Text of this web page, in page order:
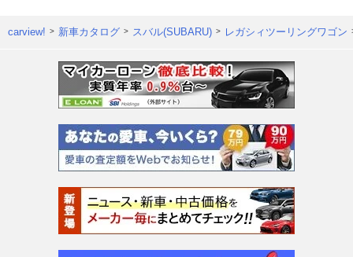
carview! 新車カタログ スバル(SUBARU) レガシィツーリングワゴン